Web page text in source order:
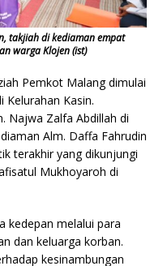
takjiah di kediaman empat
warga Klojen (ist)
Pemkot Malang dimulai
Kelurahan Kasin.
Najwa Zalfa Abdillah di
Alm. Daffa Fahrudin
terakhir yang dikunjungi
Mukhoyaroh di
kedepan melalui para
dan keluarga korban.
kesinambungan